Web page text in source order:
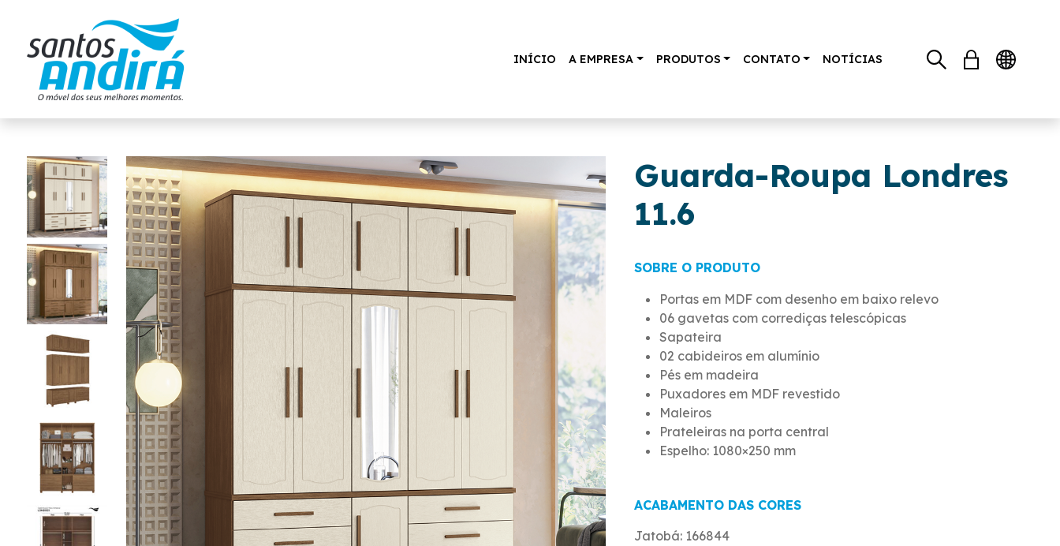
INÍCIO A EMPRESA PRODUTOS CONTATO NOTÍCIAS
Guarda-Roupa Londres
11.6
SOBRE O PRODUTO
Portas em MDF com desenho em baixo relevo
06 gavetas com corrediças telescópicas
Sapateira
02 cabideiros em alumínio
Pés em madeira
Puxadores em MDF revestido
Maleiros
Prateleiras na porta central
Espelho: 1080×250 mm
ACABAMENTO DAS CORES
Jatobá: 166844